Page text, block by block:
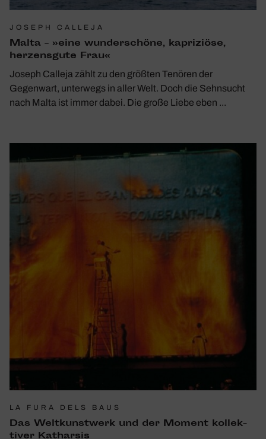
JOSEPH CALLEJA
Malta – »eine wunder­schöne, kapri­ziöse,
herzens­gute Frau«
Joseph Calleja zählt zu den größten Tenören der
Gegenwart, unterwegs in aller Welt. Doch die Sehnsucht
nach Malta ist immer dabei. Die große Liebe eben ...
LA FURA DELS BAUS
Das Welt­kunst­werk und der Moment kollek­